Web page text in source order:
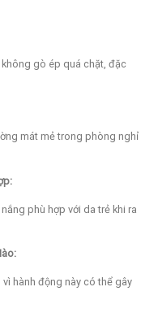
gò ép quá chặt, đặc
mát mẻ trong phòng nghỉ
phù hợp với da trẻ khi ra
hành động này có thể gây